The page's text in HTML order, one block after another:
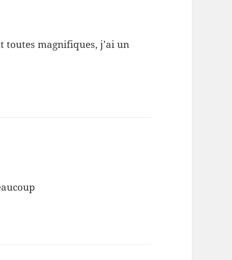
toutes magnifiques, j’ai un